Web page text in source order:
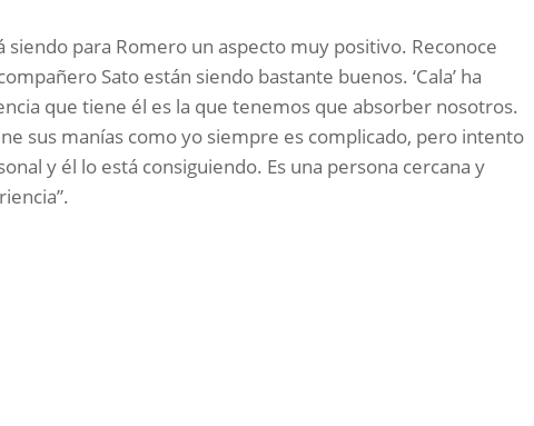
siendo para Romero un aspecto muy positivo. Reconoce
Sato están siendo bastante buenos. ‘Cala’ ha
que tiene él es la que tenemos que absorber nosotros.
sus manías como yo siempre es complicado, pero intento
y él lo está consiguiendo. Es una persona cercana y